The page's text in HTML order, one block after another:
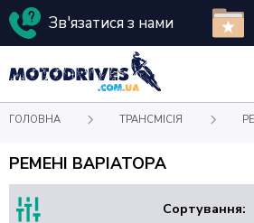
Зв'язатися з нами
ГОЛОВНА ТРАНСМІСІЯ
РЕМЕНІ ВАРІАТОРА
Сортування: